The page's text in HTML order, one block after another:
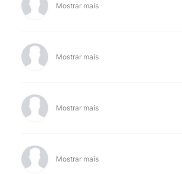
Mostrar mais
Mostrar mais
Mostrar mais
Mostrar mais